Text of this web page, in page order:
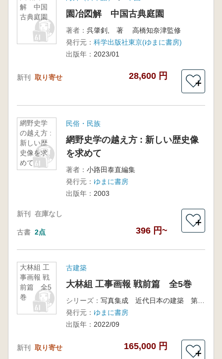
解 中国
古典庭園
園冶図解 中国古典庭園
著者： 呉肇釗, 著 高橋知奈津監修
発行元： 科学出版社東京(ゆまに書房)
出版年： 2023/01
新刊 取り寄せ 28,600 円
＋
網野史学
の越え方 :
新しい歴
史像を求
めて
民俗・民族
網野史学の越え方 : 新しい歴史像
を求めて
著者： 小路田泰直編集
発行元： ゆまに書房
出版年： 2003
新刊 在庫なし
古書 2点 396 円~
＋
大林組 工
事画報 戦
前篇 全5
巻
古建築
大林組 工事画報 戦前篇 全5巻
シリーズ：
写真集成 近代日本の建築 第7期
発行元： ゆまに書房
出版年： 2022/09
新刊 取り寄せ 165,000 円
＋